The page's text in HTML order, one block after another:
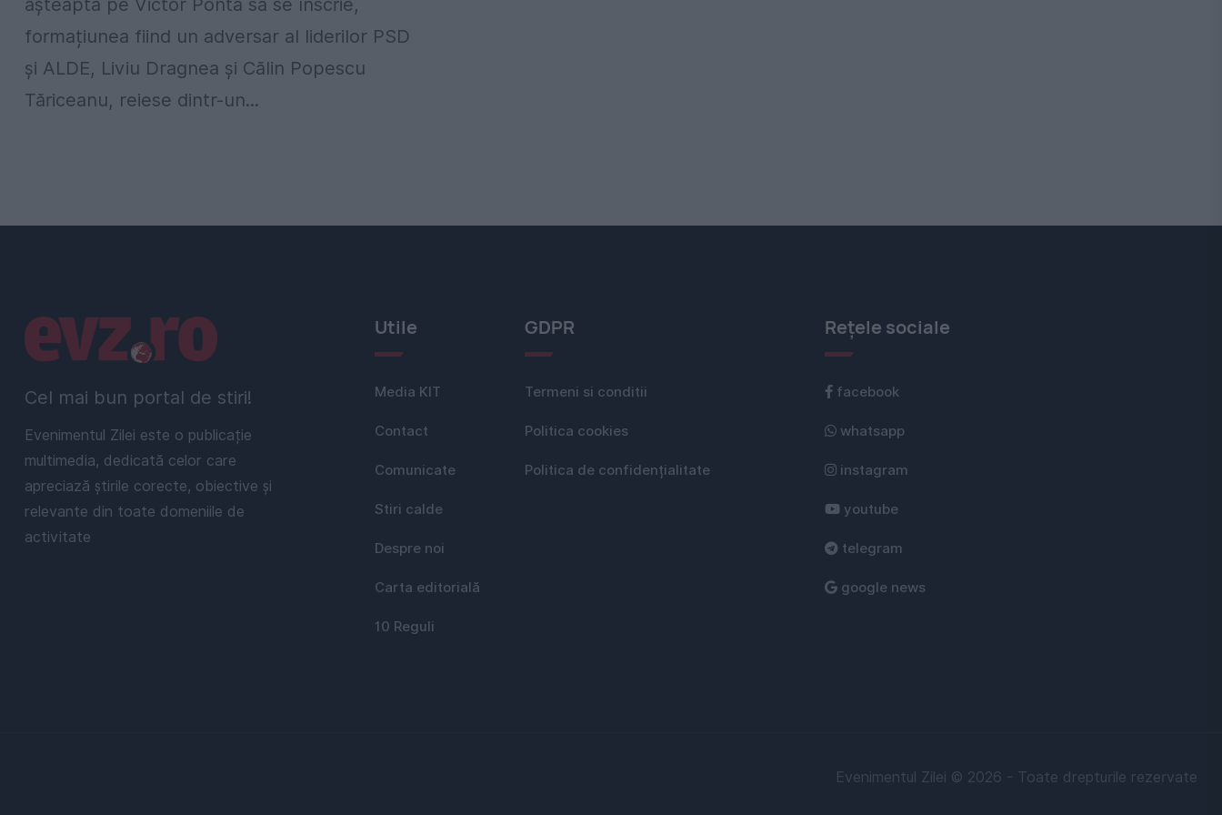
așteaptă pe Victor Ponta să se înscrie,
formațiunea fiind un adversar al liderilor PSD
și ALDE, Liviu Dragnea și Călin Popescu
Tăriceanu, reiese dintr-un...
Cel mai bun portal de stiri!
Evenimentul Zilei este o publicație
multimedia, dedicată celor care
apreciază știrile corecte, obiective și
relevante din toate domeniile de
activitate
Linkuri utile Utile
Media KIT
Contact
Comunicate
Stiri calde
Despre noi
Carta editorială
10 Reguli
GDPR
Termeni si conditii
Politica cookies
Politica de confidențialitate
Rețele sociale
facebook
whatsapp
instagram
youtube
telegram
google news
Evenimentul Zilei © 2026 - Toate drepturile rezervate